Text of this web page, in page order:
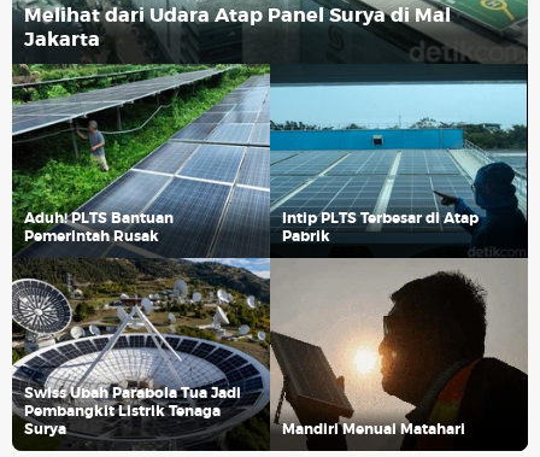
Melihat dari Udara Atap Panel Surya di Mal
Jakarta
Aduh! PLTS Bantuan
Pemerintah Rusak
Intip PLTS Terbesar di Atap
Pabrik
Swiss Ubah Parabola Tua Jadi
Pembangkit Listrik Tenaga
Surya
Mandiri Menuai Matahari